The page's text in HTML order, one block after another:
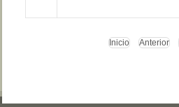
Inicio Anterior